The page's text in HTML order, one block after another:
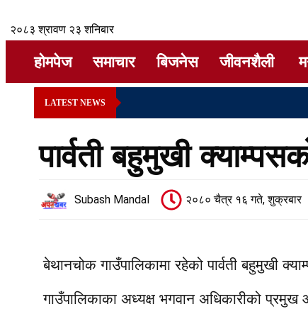
२०८३ श्रावण २३ शनिबार
होमपेज समाचार बिजनेस जीवनशैली
LATEST NEWS
पार्वती बहुमुखी
Subash Mandal २०८० चैत्र १६ गते, शुक्रबार
बेथानचोक गाउँपालिकामा रहेको पार्वती बहुमुखी
गाउँपालिकाका अध्यक्ष भगवान अधिकारीको